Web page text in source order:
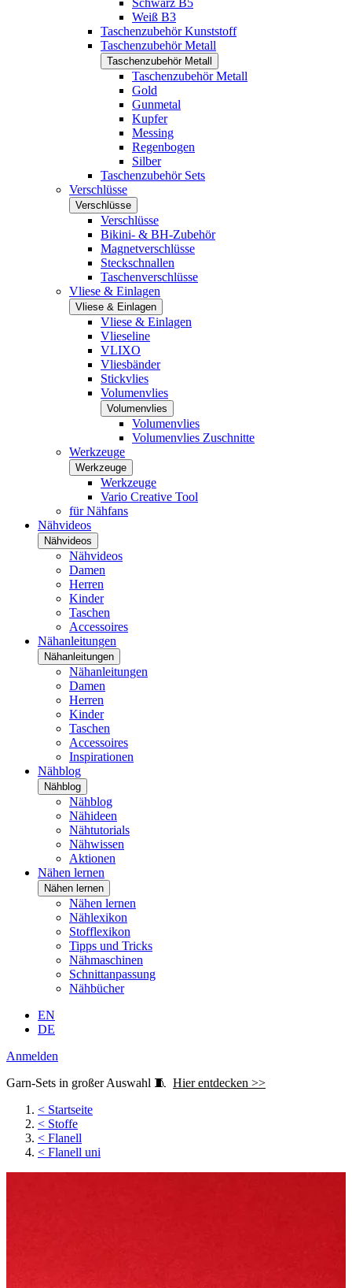
Schwarz B5
Weiß B3
Taschenzubehör Kunststoff
Taschenzubehör Metall
Taschenzubehör Metall
Taschenzubehör Metall
Gold
Gunmetal
Kupfer
Messing
Regenbogen
Silber
Taschenzubehör Sets
Verschlüsse
Verschlüsse
Verschlüsse
Bikini- & BH-Zubehör
Magnetverschlüsse
Steckschnallen
Taschenverschlüsse
Vliese & Einlagen
Vliese & Einlagen
Vliese & Einlagen
Vlieseline
VLIXO
Vliesbänder
Stickvlies
Volumenvlies
Volumenvlies
Volumenvlies
Volumenvlies Zuschnitte
Werkzeuge
Werkzeuge
Werkzeuge
Vario Creative Tool
für Nähfans
Nähvideos
Nähvideos
Nähvideos
Damen
Herren
Kinder
Taschen
Accessoires
Nähanleitungen
Nähanleitungen
Nähanleitungen
Damen
Herren
Kinder
Taschen
Accessoires
Inspirationen
Nähblog
Nähblog
Nähblog
Nähideen
Nähtutorials
Nähwissen
Aktionen
Nähen lernen
Nähen lernen
Nähen lernen
Nählexikon
Stofflexikon
Tipps und Tricks
Nähmaschinen
Schnittanpassung
Nähbücher
EN
DE
Anmelden
Garn-Sets in großer Auswahl 🧵 Hier entdecken >>
< Startseite
< Stoffe
< Flanell
< Flanell uni